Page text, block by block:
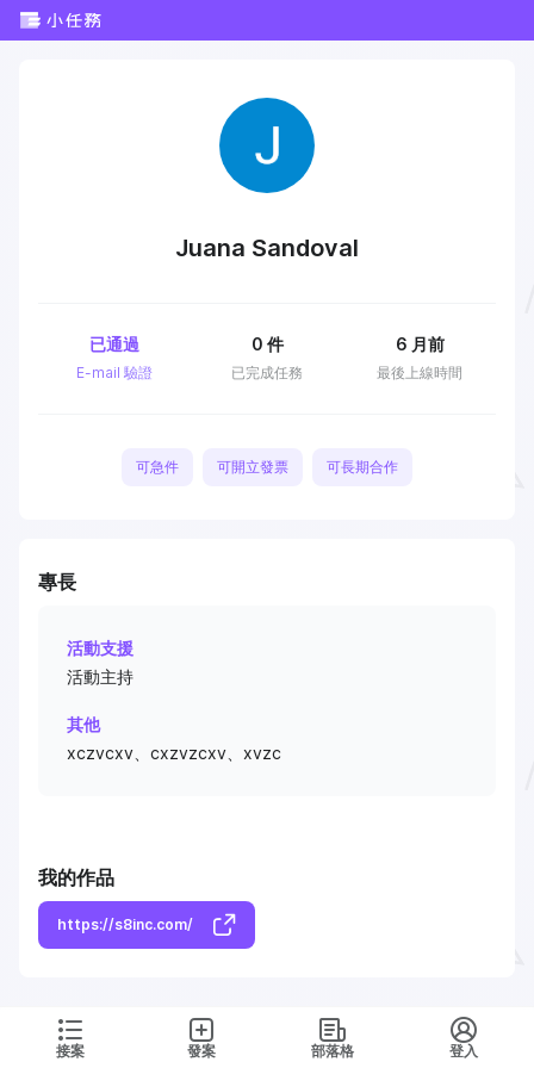
接案 發案 部落格 登入
Juana Sandoval
E-mail 驗證
已通過
已完成任務
0 件
最後上線時間
6 月前
可急件 可開立發票 可長期合作
專長
活動支援
活動主持
其他
xczvcxv、cxzvzcxv、xvzc
我的作品
https://s8inc.com/